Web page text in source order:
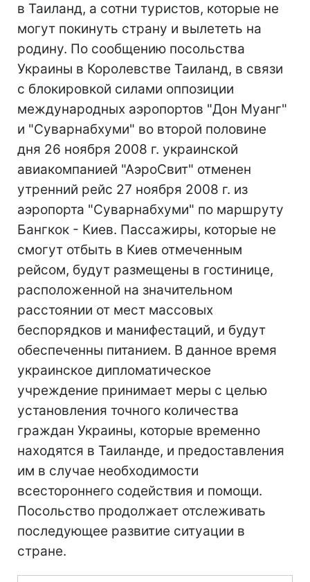
в Таиланд, а сотни туристов, которые не
могут покинуть страну и вылететь на
родину. По сообщению посольства
Украины в Королевстве Таиланд, в связи
с блокировкой силами оппозиции
международных аэропортов "Дон Муанг"
и "Суварнабхуми" во второй половине
дня 26 ноября 2008 г. украинской
авиакомпанией "АэроСвит" отменен
утренний рейс 27 ноября 2008 г. из
аэропорта "Суварнабхуми" по маршруту
Бангкок - Киев. Пассажиры, которые не
смогут отбыть в Киев отмеченным
рейсом, будут размещены в гостинице,
расположенной на значительном
расстоянии от мест массовых
беспорядков и манифестаций, и будут
обеспеченны питанием. В данное время
украинское дипломатическое
учреждение принимает меры с целью
установления точного количества
граждан Украины, которые временно
находятся в Таиланде, и предоставления
им в случае необходимости
всестороннего содействия и помощи.
Посольство продолжает отслеживать
последующее развитие ситуации в
стране.